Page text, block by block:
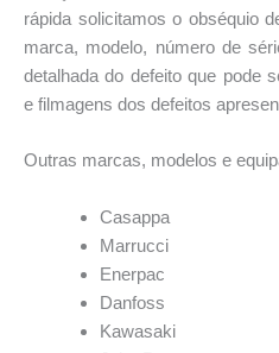
rápida solicitamos o obséquio
marca, modelo, número de
detalhada do defeito que pode
e filmagens dos defeitos
Outras marcas, modelos e
Casappa
Marrucci
Enerpac
Danfoss
Kawasaki